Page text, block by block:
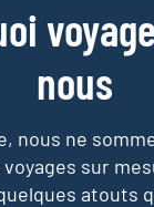
nous
nous ne
sur
atouts